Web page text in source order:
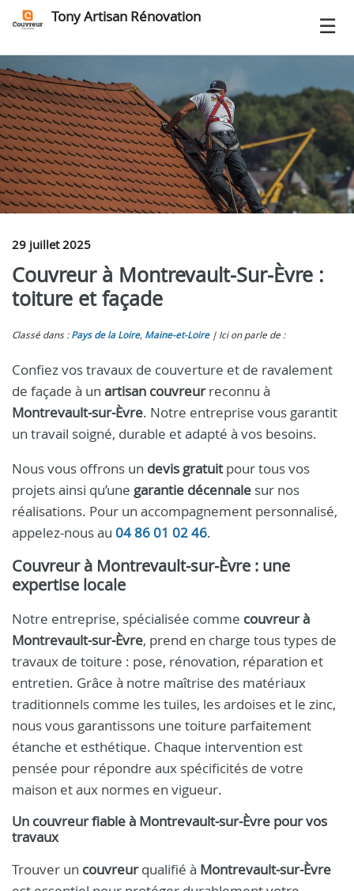
Tony Artisan Rénovation
29 juillet 2025
Couvreur à Montrevault‑Sur‑Èvre :
toiture et façade
Classé dans : Pays de la Loire, Maine-et-Loire Ici on parle de :
Confiez vos travaux de couverture et de ravalement
de façade à un artisan couvreurreconnu à
Montrevault‑sur‑Èvre. Notre entreprise vous garantit
un travail soigné, durable et adapté à vos besoins.
Nous vous offrons un devis gratuitpour tous vos
projets ainsi qu’une garantie décennale sur nos
réalisations. Pour un accompagnement personnalisé,
appelez-nous au 04 86 01 02 46.
Couvreur à Montrevault‑sur‑Èvre : une
expertise locale
Notre entreprise, spécialisée comme couvreur à
Montrevault‑sur‑Èvre, prend en charge tous types de
travaux de toiture : pose, rénovation, réparation et
entretien. Grâce à notre maîtrise des matériaux
traditionnels comme les tuiles, les ardoises et le zinc,
nous vous garantissons une toiture parfaitement
étanche et esthétique. Chaque intervention est
pensée pour répondre aux spécificités de votre
maison et aux normes en vigueur.
Un couvreur fiable à Montrevault‑sur‑Èvre pour vos
travaux
Trouver un couvreurqualifié à Montrevault‑sur‑Èvre